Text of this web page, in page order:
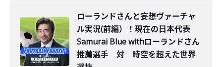
ローランドさんと妄想ヴァーチャ
ル実況(前編）！現在の日本代表
Samurai Blue withローランドさん
推薦選手 対 時空を超えた世界